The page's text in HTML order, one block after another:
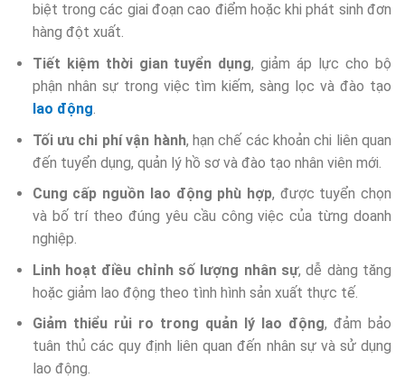
biệt trong các giai đoạn cao điểm hoặc khi phát sinh đơn
hàng đột xuất.
Tiết kiệm thời gian tuyển dụng, giảm áp lực cho bộ
phận nhân sự trong việc tìm kiếm, sàng lọc và đào tạo
lao động.
Tối ưu chi phí vận hành, hạn chế các khoản chi liên quan
đến tuyển dụng, quản lý hồ sơ và đào tạo nhân viên mới.
Cung cấp nguồn lao động phù hợp, được tuyển chọn
và bố trí theo đúng yêu cầu công việc của từng doanh
nghiệp.
Linh hoạt điều chỉnh số lượng nhân sự, dễ dàng tăng
hoặc giảm lao động theo tình hình sản xuất thực tế.
Giảm thiểu rủi ro trong quản lý lao động, đảm bảo
tuân thủ các quy định liên quan đến nhân sự và sử dụng
lao động.